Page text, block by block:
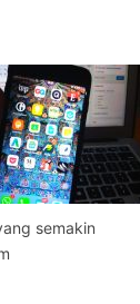
semakin